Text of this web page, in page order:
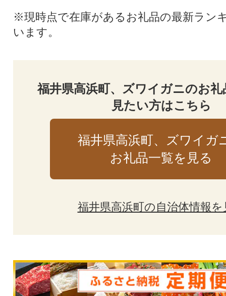
※現時点で在庫があるお礼品の最新ラン
います。
福井県高浜町、ズワイガニのお
見たい方はこちら
福井県高浜町、ズワイガ
お礼品一覧を見る
福井県高浜町の自治体情報を